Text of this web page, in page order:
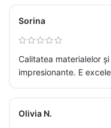
Sorina
Calitatea materialelor
impresionante. E
Olivia N.